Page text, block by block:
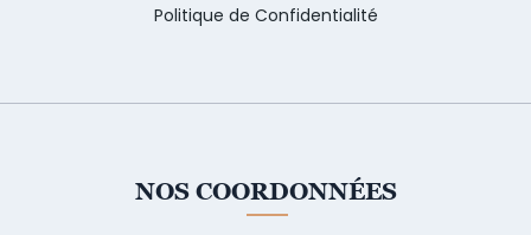
Politique de Confidentialité
NOS COORDONNÉES